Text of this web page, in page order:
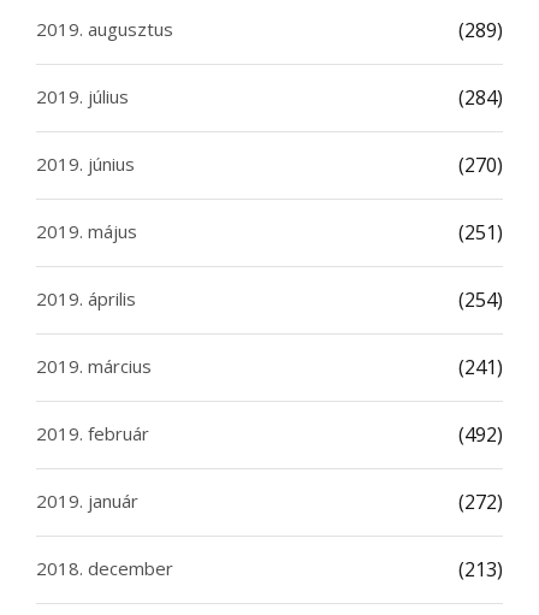
2019. augusztus (289)
2019. július (284)
2019. június (270)
2019. május (251)
2019. április (254)
2019. március (241)
2019. február (492)
2019. január (272)
2018. december (213)